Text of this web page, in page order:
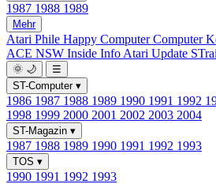
1987 1988 1989
Mehr
Atari Phile Happy ComputerComputer
ACE NSW Inside Info Atari Update
🌞 🌙
☰
ST-Computer ▾
1986 1987 1988 1989 1990 1991 1992
1998 1999 2000 2001 2002 2003 2004
ST-Magazin ▾
1987 1988 1989 1990 1991 1992 1993
TOS ▾
1990 1991 1992 1993